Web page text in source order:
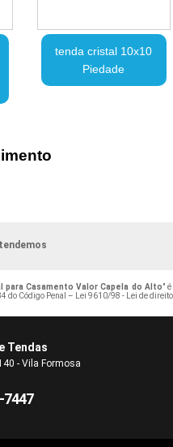
tenda cristal 10x10
Piedade
para Casamento Valor Capela do Alto"
do Código Penal – Lei 9610/98 - Lei de
Tendas
- Vila Formosa
7447